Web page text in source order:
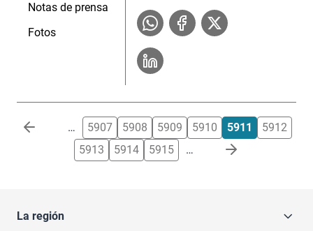
Notas de prensa
Fotos
Paginación … 5907 5908 5909 5910 5911
5912
5913
5914 5915 …
La región